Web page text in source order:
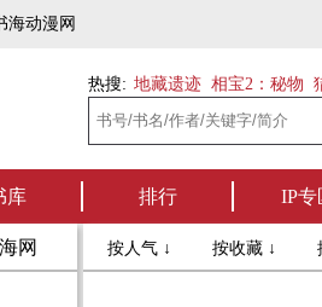
海动漫网
热搜: 地藏遗迹 相宝2：秘物
库 排行 IP专
网 按人气 ↓ 按收藏 ↓